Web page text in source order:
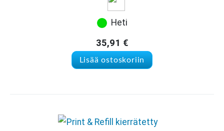
Heti
35,91 €
Lisää ostoskoriin